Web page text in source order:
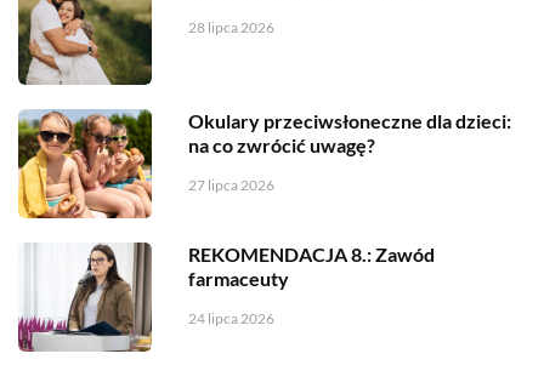
28 lipca 2026
Okulary przeciwsłoneczne dla dzieci:
na co zwrócić uwagę?
27 lipca 2026
REKOMENDACJA 8.: Zawód
farmaceuty
24 lipca 2026